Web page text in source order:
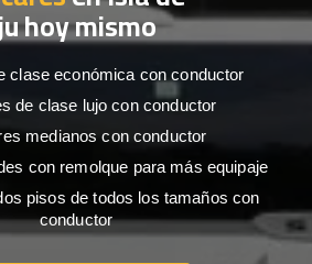
hoy mismo
clase económica con conductor
de clase lujo con conductor
medianos con conductor
con remolque para más equipaje
pisos de todos los tamaños con
conductor